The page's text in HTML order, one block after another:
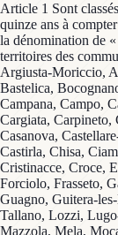
Article 1 Sont
quinze ans à
la dénomination de
territoires des
Argiusta-Moriccio,
Bastelica,
Campana, Campo,
Cargiata, Carpineto,
Casanova,
Castirla, Chisa,
Cristinacce, Croce,
Forciolo, Frasseto,
Guagno, Guitera-
Tallano, Lozzi,
Mazzola, Mela,